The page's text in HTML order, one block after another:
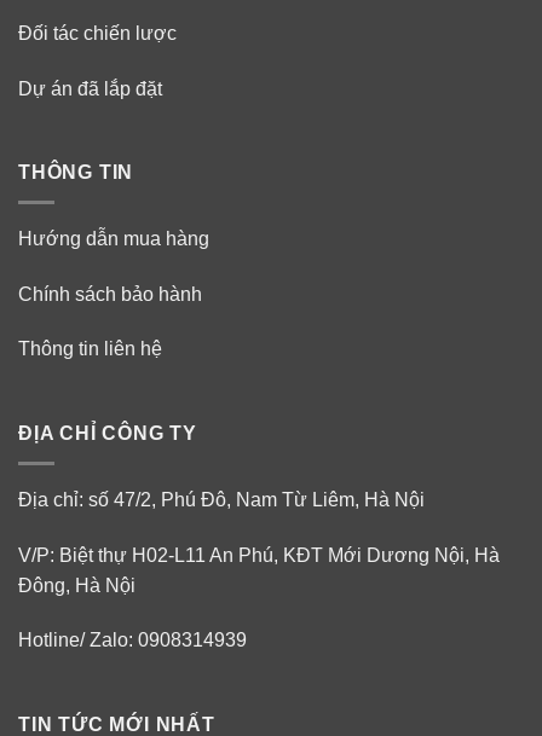
Đối tác chiến lược
Dự án đã lắp đặt
THÔNG TIN
Hướng dẫn mua hàng
Chính sách bảo hành
Thông tin liên hệ
ĐỊA CHỈ CÔNG TY
Địa chỉ: số 47/2, Phú Đô, Nam Từ Liêm, Hà Nội
V/P: Biệt thự H02-L11 An Phú, KĐT Mới Dương Nội, Hà
Đông, Hà Nội
Hotline/ Zalo: 0908314939
TIN TỨC MỚI NHẤT